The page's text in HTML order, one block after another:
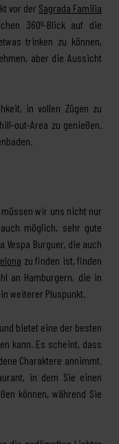
vor der Sagrada Familia
360º-Blick auf die
trinken zu können,
aber die Aussicht
in vollen Zügen zu
out-Area zu genießen.
wir uns nicht nur
möglich, sehr gute
Vespa Burguer, die auch
zu finden ist, finden
an Hamburgern, die in
weiterer Pluspunkt.
bietet eine der besten
kann. Es scheint, dass
Charaktere annimmt.
in dem Sie einen
können, während Sie